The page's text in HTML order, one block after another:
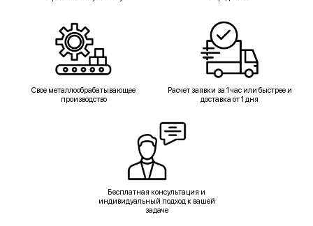
Свое металлообрабатывающее
производство
Расчет заявки за 1 час или быстрее и
доставка от 1 дня
Бесплатная консультация и
индивидуальный подход к вашей
задаче